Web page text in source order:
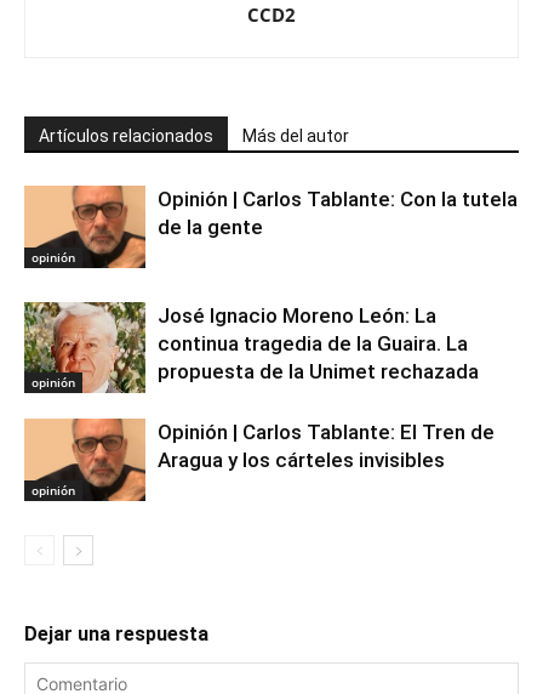
CCD2
Artículos relacionados Más del autor
opinión
Opinión | Carlos Tablante: Con la tutela
de la gente
opinión
José Ignacio Moreno León: La
continua tragedia de la Guaira. La
propuesta de la Unimet rechazada
opinión
Opinión | Carlos Tablante: El Tren de
Aragua y los cárteles invisibles
Dejar una respuesta